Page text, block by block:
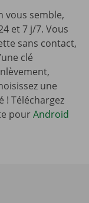
vous semble,
et 7 j/7. Vous
sans contact,
clé
une
! Téléchargez
pourAndroid